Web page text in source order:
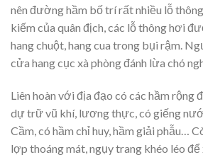
nên đường hầm bố trí rất nhiều lỗ
kiếm của quân địch, các lỗ thông hơi
hang chuột, hang cua trong bụi rậm.
cửa hang cục xà phòng đánh lừa chó
Liên hoàn với địa đạo có các hầm rộng
dự trữ vũ khí, lương thực, có giếng
Cầm, có hầm chỉ huy, hầm giải phẫu…
lợp thoáng mát, ngụy trang khéo léo để